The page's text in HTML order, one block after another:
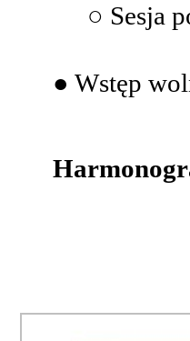
○ Sesja
● Wstęp